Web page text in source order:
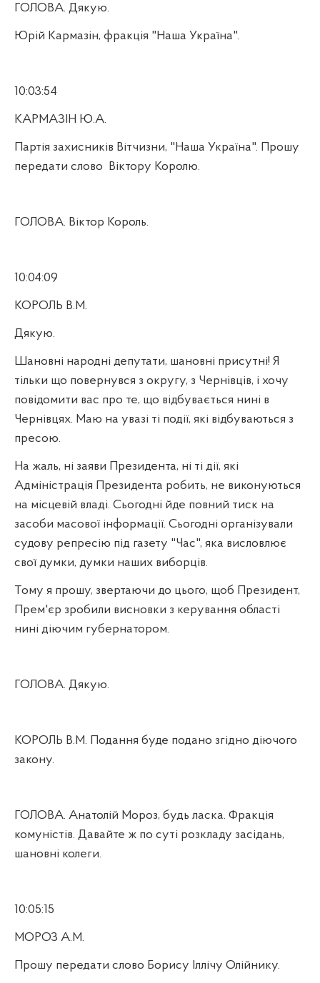
ГОЛОВА. Дякую.
Юрій Кармазін, фракція "Наша Україна".
10:03:54
КАРМАЗІН Ю.А.
Партія захисників Вітчизни, "Наша Україна". Прошу
передати слово
Віктору Королю.
ГОЛОВА. Віктор Король.
10:04:09
КОРОЛЬ В.М.
Дякую.
Шановні народні депутати, шановні присутні! Я
тільки що повернувся з округу, з Чернівців, і хочу
повідомити вас про те, що відбувається нині в
Чернівцях. Маю на увазі ті події, які відбуваються з
пресою.
На жаль, ні заяви Президента, ні ті дії, які
Адміністрація Президента робить, не виконуються
на місцевій владі. Сьогодні йде повний тиск на
засоби масової інформації. Сьогодні організували
судову репресію під газету "Час", яка висловлює
свої думки, думки наших виборців.
Тому я прошу, звертаючи до цього, щоб Президент,
Прем'єр зробили висновки з керування області
нині діючим губернатором.
ГОЛОВА. Дякую.
КОРОЛЬ В.М. Подання буде подано згідно діючого
закону.
ГОЛОВА. Анатолій Мороз, будь ласка. Фракція
комуністів. Давайте ж по суті розкладу засідань,
шановні колеги.
10:05:15
МОРОЗ А.М.
Прошу передати слово Борису Іллічу Олійнику.